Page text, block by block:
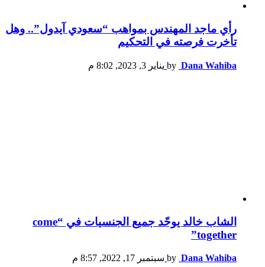
رأي ماجد المهندس بمواهب “سعودي آيدول”.. وهل
تأخرت فرصته في التحكيم
by Dana Wahiba يناير 3, 2023, 8:02 م
الشاب خالد يوحّد جميع الجنسيات في “come
together”
by Dana Wahiba سبتمبر 17, 2022, 8:57 م